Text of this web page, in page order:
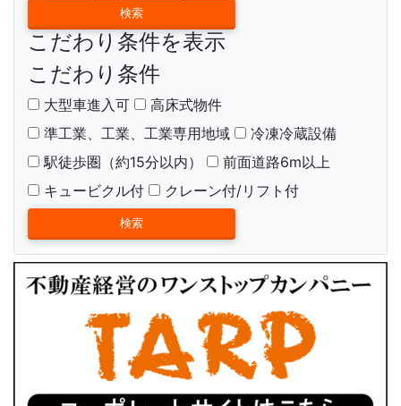
こだわり条件を表示
こだわり条件
大型車進入可
高床式物件
準工業、工業、工業専用地域
冷凍冷蔵設備
駅徒歩圏（約15分以内）
前面道路6m以上
キュービクル付
クレーン付/リフト付